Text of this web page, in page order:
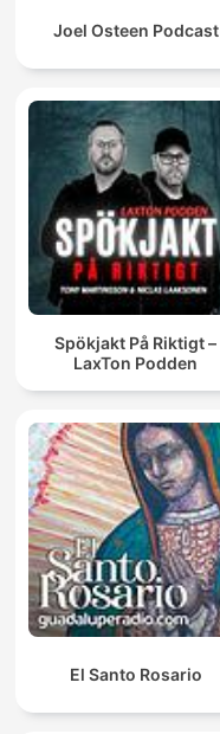
Joel Osteen Podcast
Spökjakt På Riktigt –
LaxTon Podden
El Santo Rosario